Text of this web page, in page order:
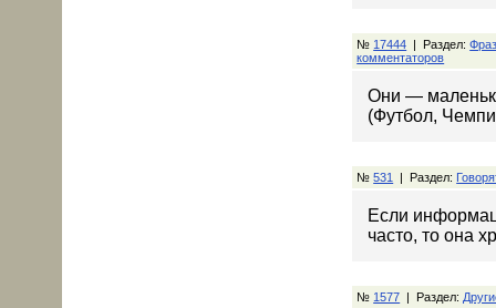
№ 17444 | Раздел:
комментаторов
Они —
(Футбол,
№531 | Раздел:
Если
часто, то она
№ 1577 | Раздел: